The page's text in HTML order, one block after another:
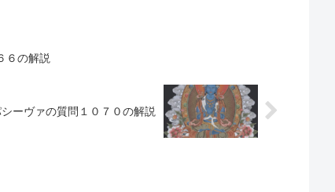
６の解説
ーヴァの質問１０７０の解説